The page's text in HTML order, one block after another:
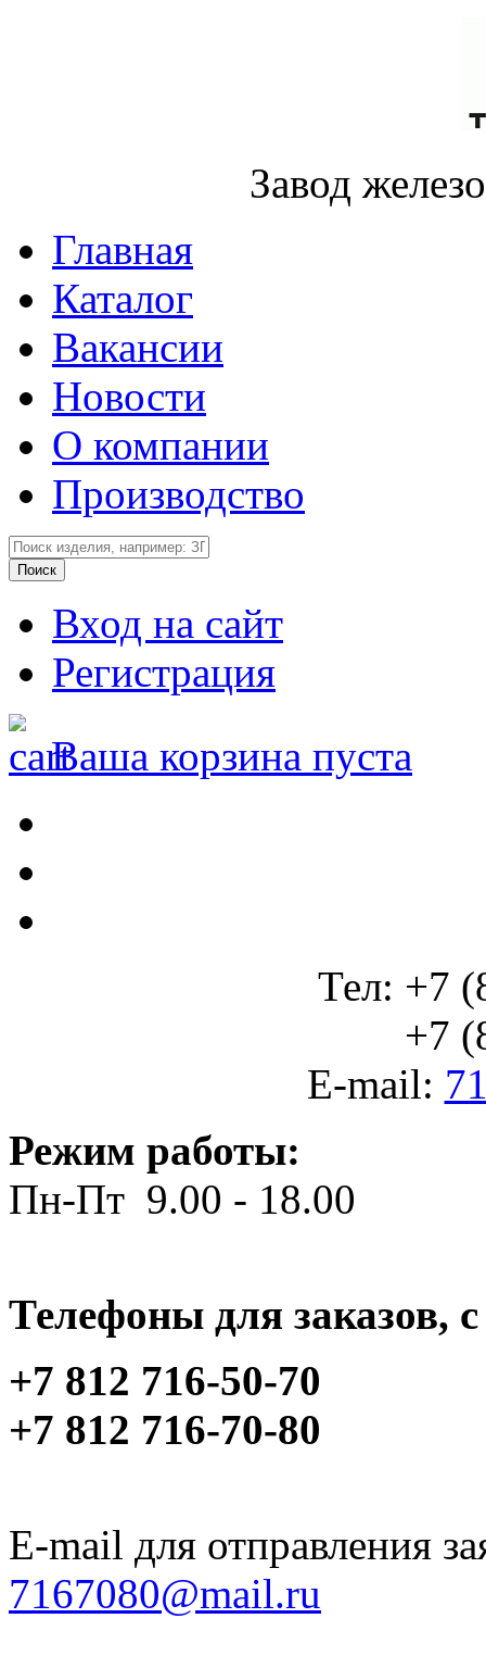
Завод
Главная
Каталог
Вакансии
Новости
О компании
Производство
Вход на сайт
Регистрация
Ваша корзина пуста
Тел: +7
+7
E-mail:
Режим работы:
Пн-Пт 9.00 - 18.00
Телефоны для заказов,
+7 812 716-50-70
+7 812 716-70-80
E-mail для отправления
7167080@mail.ru